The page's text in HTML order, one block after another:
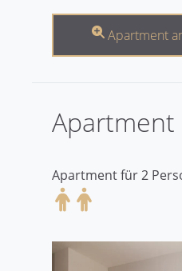
Apartment
Apartment
Apartment für 2